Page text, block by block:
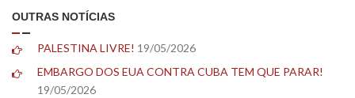
OUTRAS NOTÍCIAS
PALESTINA LIVRE! 19/05/2026
EMBARGO DOS EUA CONTRA CUBA TEM QUE PARAR!
19/05/2026